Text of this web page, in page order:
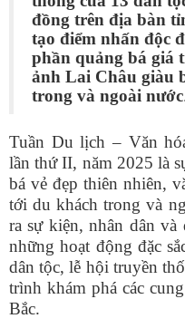
đồng trên địa bàn
tạo điểm nhấn độc
phần quảng bá giá
ảnh Lai Châu giàu
trong và ngoài nước
Tuần Du lịch – Văn
lần thứ II, năm 2025 là
bá vẻ đẹp thiên nhiên,
tới du khách trong và
ra sự kiện, nhân dân
những hoạt động đặc
dân tộc, lễ hội truyền
trình khám phá các
Bắc.